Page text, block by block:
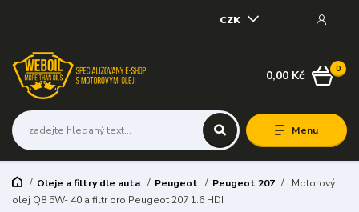
Menu
CZK
0
0,00 Kč
Oleje a filtry dle auta Peugeot Peugeot 207
Motorový
olej Q8 5W- 40 a filtr pro Peugeot 207 1.6 HDI